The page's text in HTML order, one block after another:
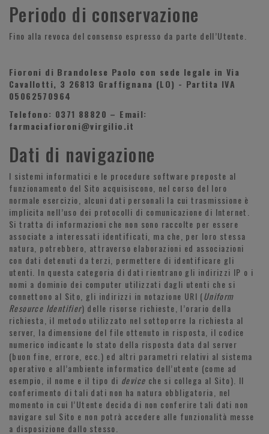
Periodo di conservazione
Fino alla revoca del consenso espresso da parte dell’Utente.
Fioroni di Brandolese Paolo con sede legale in Via
Cavallotti, 3 26813 Graffignana (LO) - Partita IVA
05062570964
Telefono: 0371 88820 – Email:
farmaciafioroni@virgilio.it
Dati di navigazione
I sistemi informatici e le procedure software preposte al
funzionamento del Sito acquisiscono, nel corso del loro
normale esercizio, alcuni dati personali la cui trasmissione è
implicita nell’uso dei protocolli di comunicazione di Internet.
Si tratta di informazioni che non sono raccolte per essere
associate a interessati identificati, ma che, per loro stessa
natura, potrebbero, attraverso elaborazioni ed associazioni
con dati detenuti da terzi, permettere di identificare gli
utenti. In questa categoria di dati rientrano gli indirizzi IP o i
nomi a dominio dei computer utilizzati dagli utenti che si
connettono al Sito, gli indirizzi in notazione URI (Uniform
Resource Identifier) delle risorse richieste, l’orario della
richiesta, il metodo utilizzato nel sottoporre la richiesta al
server, la dimensione del file ottenuto in risposta, il codice
numerico indicante lo stato della risposta data dal server
(buon fine, errore, ecc.) ed altri parametri relativi al sistema
operativo e all’ambiente informatico dell’utente (come ad
esempio, il nome e il tipo di device che si collega al Sito). Il
conferimento di tali dati non ha natura obbligatoria, nel
momento in cui l’Utente decida di non conferire tali dati non
navigare sul Sito e non potrà accedere alle funzionalità messe
a disposizione dallo stesso.